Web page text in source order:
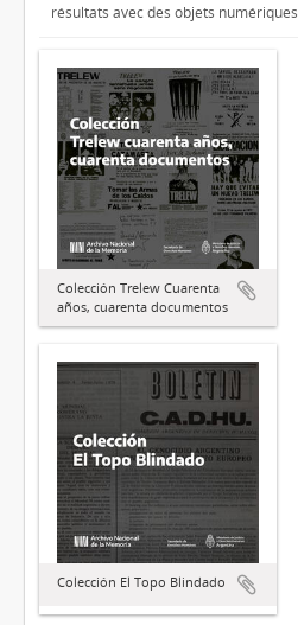
résultats avec des objets numériques
Colección Trelew Cuarenta
años, cuarenta documentos
Colección El Topo Blindado